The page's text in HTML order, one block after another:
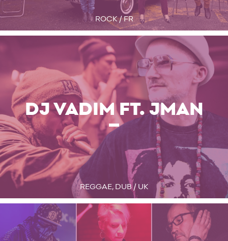
ROCK / FR
DJ VADIM FT. JMAN
REGGAE, DUB / UK